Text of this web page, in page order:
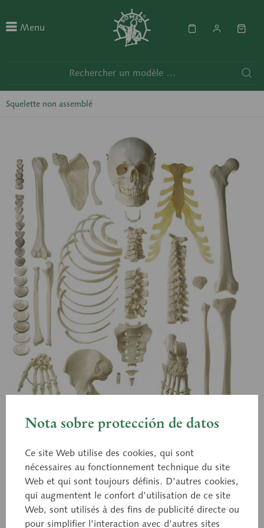
Menu
Squelette non assemblé
QS 41/1
Moitié de squelette humain
en pièces détachées
Nota sobre protección de datos
Ce site Web utilise des cookies, qui sont
nécessaires au fonctionnement technique du site
Web et qui sont toujours définis. D’autres cookies,
qui augmentent le confort d’utilisation de ce site
Web, sont utilisés à des fins de publicité directe ou
pour simplifier l’interaction avec d’autres sites